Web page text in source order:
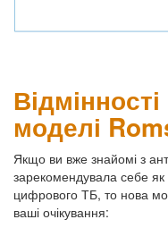
моделі
Якщо ви вже знайомі з
зарекомендувала себе
цифрового ТБ, то нова
ваші очікування: